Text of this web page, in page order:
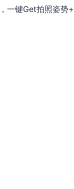
一键Get拍照姿势